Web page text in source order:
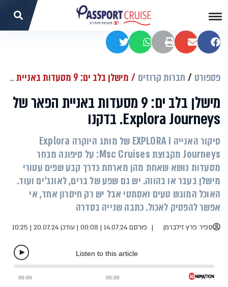
שתפו בפייסבוק
שתפו במיילהדפסהשתפו בוואטסאפשתפו בטוויטר
פספורט חברות קרוזים מישלן בלב ים: 9 מסעדות באניית הפאר של Explora Journeys. בדקנו
מישלן בלב ים: 9 מסעדות באניית הפאר של
Explora Journeys. בדקנו
סיקור האנייה EXPLORA I של מותג היוקרה Explora
Journeys מקבוצת Msc Cruises: על סיפונה מבחר
מסעדות נושא שאחת מהן מארחת כדרך קבע שפים עטורי
מישלן בעבר או בהווה. יש גם שפע של ברים, לאונג'ים ועוד.
האוכל המוגש טעים ואסתטי אבל יש רק חיסרון אחד, אי
אפשר להפסיק לאכול. כתבה שנייה בסדרה
ספיר פרץ זילברמן פורסם 14.07.24 | 00:08 | עודכן 20.07.24 | 10:25